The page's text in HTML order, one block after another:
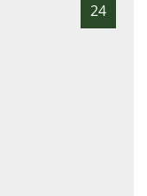
24